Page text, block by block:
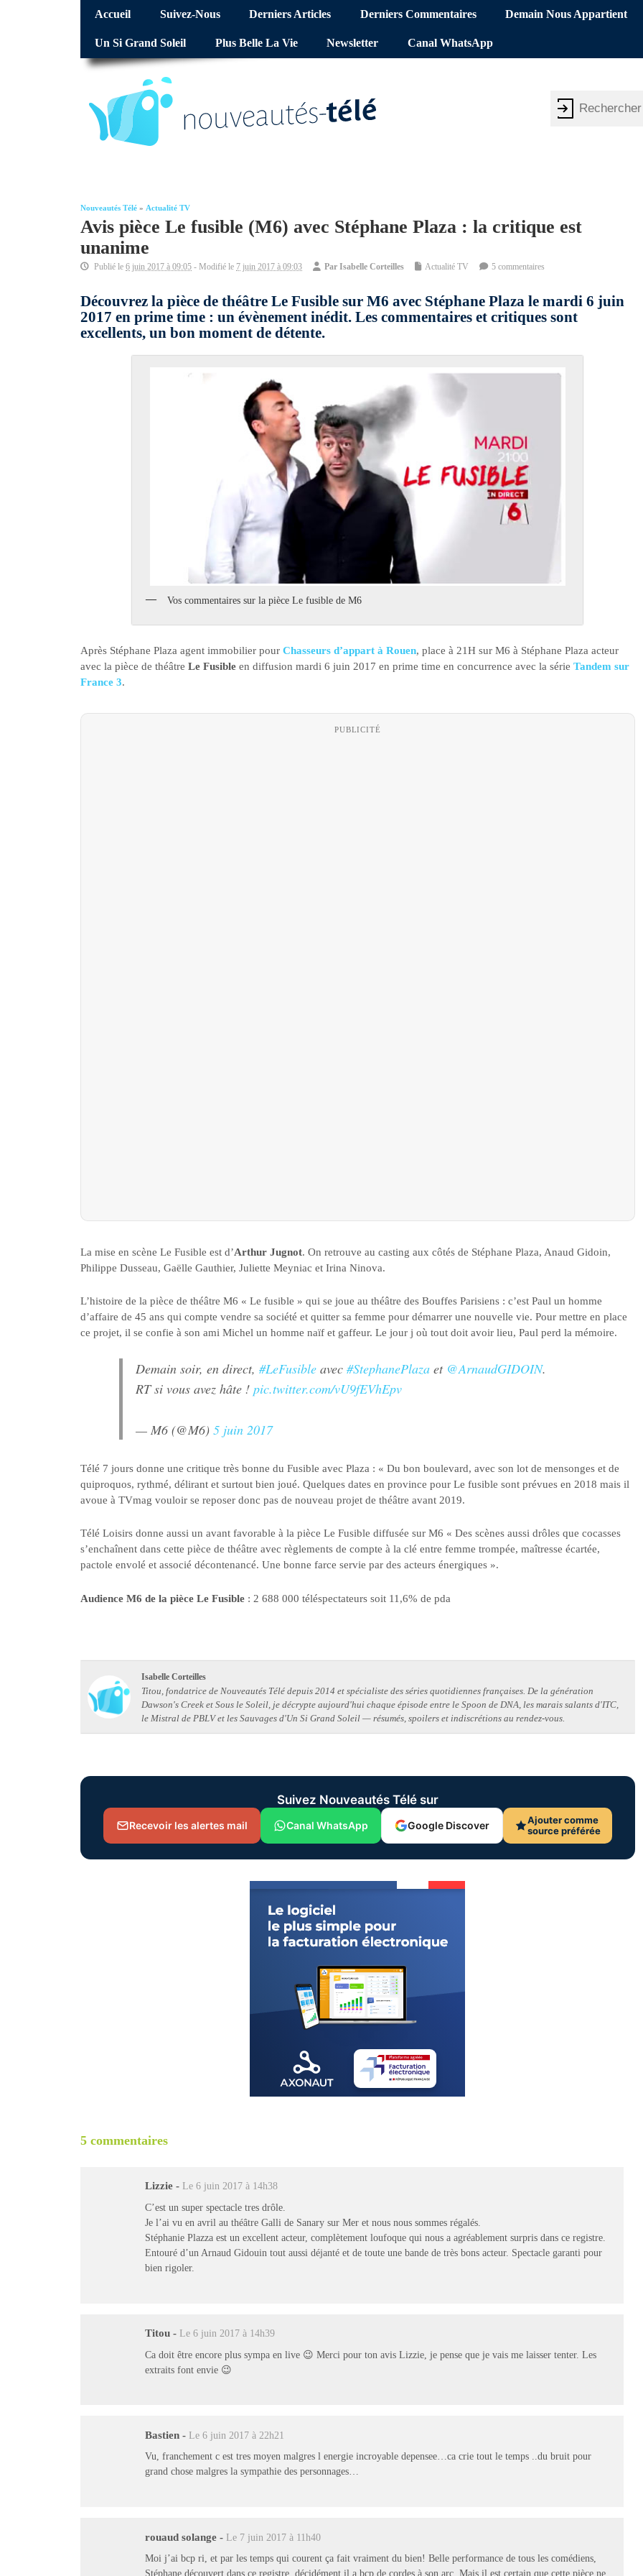
Accueil Suivez-Nous Derniers Articles Derniers Commentaires Demain Nous Appartient
Un Si Grand Soleil Plus Belle La Vie Newsletter Canal WhatsApp
Nouveautés Télé » Actualité TV
Avis pièce Le fusible (M6) avec Stéphane Plaza : la critique est
unanime
Publié le 6 juin 2017 à 09:05 - Modifié le 7 juin 2017 à 09:03 Par Isabelle Corteilles Actualité TV 5 commentaires
Découvrez la pièce de théâtre Le Fusible sur M6 avec Stéphane Plaza le mardi 6 juin
2017 en prime time : un évènement inédit. Les commentaires et critiques sont
excellents, un bon moment de détente.
Vos commentaires sur la pièce Le fusible de M6
Après Stéphane Plaza agent immobilier pour Chasseurs d’appart à Rouen, place à 21H sur M6 à Stéphane Plaza acteur
avec la pièce de théâtre Le Fusible en diffusion mardi 6 juin 2017 en prime time en concurrence avec la série Tandem sur
France 3.
PUBLICITÉ
La mise en scène Le Fusible est d’Arthur Jugnot. On retrouve au casting aux côtés de Stéphane Plaza, Anaud Gidoin,
Philippe Dusseau, Gaëlle Gauthier, Juliette Meyniac et Irina Ninova.
L’histoire de la pièce de théâtre M6 « Le fusible » qui se joue au théâtre des Bouffes Parisiens : c’est Paul un homme
d’affaire de 45 ans qui compte vendre sa société et quitter sa femme pour démarrer une nouvelle vie. Pour mettre en place
ce projet, il se confie à son ami Michel un homme naïf et gaffeur. Le jour j où tout doit avoir lieu, Paul perd la mémoire.
Demain soir, en direct, #LeFusible avec #StephanePlaza et @ArnaudGIDOIN.
RT si vous avez hâte ! pic.twitter.com/vU9fEVhEpv
— M6 (@M6) 5 juin 2017
Télé 7 jours donne une critique très bonne du Fusible avec Plaza : « Du bon boulevard, avec son lot de mensonges et de
quiproquos, rythmé, délirant et surtout bien joué. Quelques dates en province pour Le fusible sont prévues en 2018 mais il
avoue à TVmag vouloir se reposer donc pas de nouveau projet de théâtre avant 2019.
Télé Loisirs donne aussi un avant favorable à la pièce Le Fusible diffusée sur M6 « Des scènes aussi drôles que cocasses
s’enchaînent dans cette pièce de théâtre avec règlements de compte à la clé entre femme trompée, maîtresse écartée,
pactole envolé et associé décontenancé. Une bonne farce servie par des acteurs énergiques ».
Audience M6 de la pièce Le Fusible : 2 688 000 téléspectateurs soit 11,6% de pda
Isabelle Corteilles
Titou, fondatrice de Nouveautés Télé depuis 2014 et spécialiste des séries quotidiennes françaises. De la génération
Dawson's Creek et Sous le Soleil, je décrypte aujourd'hui chaque épisode entre le Spoon de DNA, les marais salants d'ITC,
le Mistral de PBLV et les Sauvages d'Un Si Grand Soleil — résumés, spoilers et indiscrétions au rendez-vous.
Suivez Nouveautés Télé sur
Recevoir les alertes mail Canal WhatsApp Google Discover
Ajouter comme
source préférée
5 commentaires
Lizzie - Le 6 juin 2017 à 14h38
C’est un super spectacle tres drôle.
Je l’ai vu en avril au théâtre Galli de Sanary sur Mer et nous nous sommes régalés.
Stéphanie Plazza est un excellent acteur, complètement loufoque qui nous a agréablement surpris dans ce registre.
Entouré d’un Arnaud Gidouin tout aussi déjanté et de toute une bande de très bons acteur. Spectacle garanti pour
bien rigoler.
Titou - Le 6 juin 2017 à 14h39
Ca doit être encore plus sympa en live 😉 Merci pour ton avis Lizzie, je pense que je vais me laisser tenter. Les
extraits font envie 😉
Bastien - Le 6 juin 2017 à 22h21
Vu, franchement c est tres moyen malgres l energie incroyable depensee…ca crie tout le temps ..du bruit pour
grand chose malgres la sympathie des personnages…
rouaud solange - Le 7 juin 2017 à 11h40
Moi j’ai bcp ri, et par les temps qui courent ça fait vraiment du bien! Belle performance de tous les comédiens,
Stéphane découvert dans ce registre, décidément il a bcp de cordes à son arc. Mais il est certain que cette pièce ne